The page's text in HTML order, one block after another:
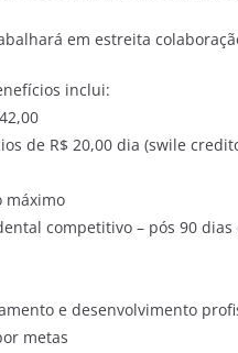
em estreita
inclui:
de R$ 20,00 dia (swile
máximo
competitivo – pós 90
e desenvolvimento
metas